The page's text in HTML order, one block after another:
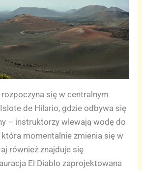
się w centralnym
de Hilario, gdzie odbywa się
– instruktorzy wlewają wodę do
momentalnie zmienia się w
również znajduje się
El Diablo zaprojektowana